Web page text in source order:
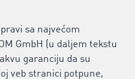
sa najvećom
GmbH (u daljem tekstu
garanciju da su
veb stranici potpune,